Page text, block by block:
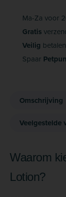
Ma-Za voor
Gratis
Veilig betalen
Spaar
Omschrijving
Veelgestelde
Waarom
Lotion?